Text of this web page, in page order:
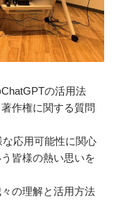
の活用法
作権に関する質問
応用可能性に関心
皆様の熱い思いを
の理解と活用方法